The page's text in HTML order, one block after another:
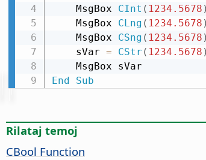
    MsgBox
CInt ( 1234.5678 )
    MsgBox
CLng ( 1234.5678 )
    MsgBox
CSng ( 1234.5678 )
    sVar
= CStr ( 1234.5678 )
End
Sub
Rilataj temoj
CBool Function